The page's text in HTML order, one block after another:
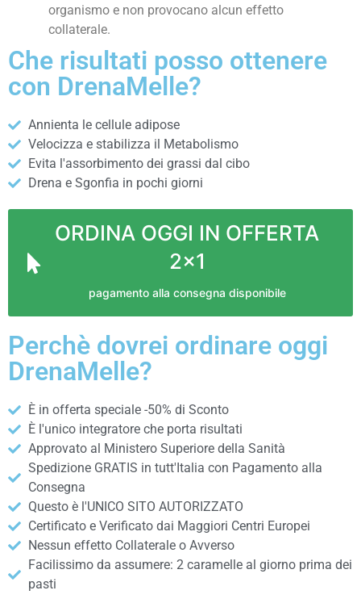
organismo e non provocano alcun effetto
collaterale.
Che risultati posso ottenere
con DrenaMelle?
Annienta le cellule adipose
Velocizza e stabilizza il Metabolismo
Evita l'assorbimento dei grassi dal cibo
Drena e Sgonfia in pochi giorni
ORDINA OGGI IN OFFERTA
2x1
pagamento alla consegna disponibile
Perchè dovrei ordinare oggi
DrenaMelle?
È in offerta speciale -50% di Sconto
È l'unico integratore che porta risultati
Approvato al Ministero Superiore della Sanità
Spedizione GRATIS in tutt'Italia con Pagamento alla
Consegna
Questo è l'UNICO SITO AUTORIZZATO
Certificato e Verificato dai Maggiori Centri Europei
Nessun effetto Collaterale o Avverso
Facilissimo da assumere: 2 caramelle al giorno prima dei
pasti